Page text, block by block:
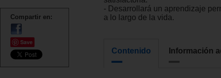
Compartir en:
Save
- Desarrollará un aprendizaje
a lo largo de la vida.
Contenido Información